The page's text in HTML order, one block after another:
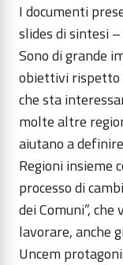
I documenti
slides di sintesi
Sono di grande
obiettivi rispetto
che sta
molte altre
aiutano a
Regioni insieme
processo di
dei Comuni”,
lavorare, anche
Uncem